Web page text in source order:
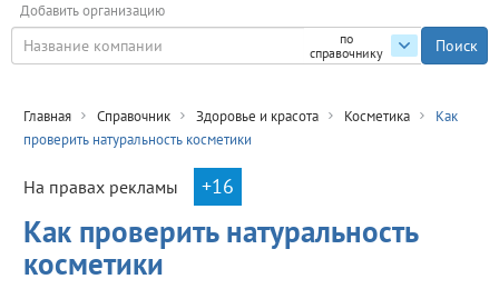
по
справочнику
Добавить организацию
Главная Справочник Здоровье и красота Косметика
Как
проверить натуральность косметики
На правах рекламы +16
Как проверить натуральность
косметики